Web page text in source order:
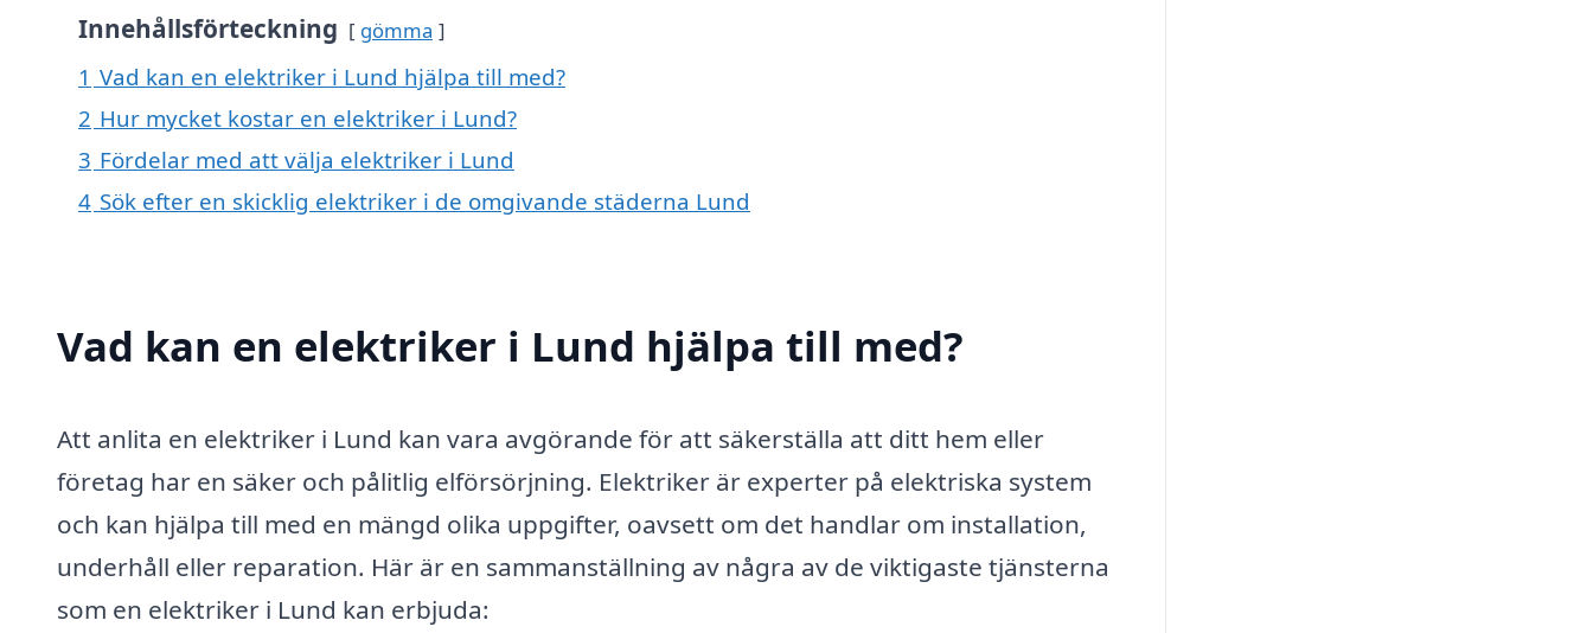
Innehållsförteckning gömma
1 Vad kan en elektriker i Lund hjälpa till med?
2 Hur mycket kostar en elektriker i Lund?
3 Fördelar med att välja elektriker i Lund
4 Sök efter en skicklig elektriker i de omgivande städerna Lund
Vad kan en elektriker i Lund hjälpa till med?
Att anlita en elektriker i Lund kan vara avgörande för att säkerställa att ditt hem eller
företag har en säker och pålitlig elförsörjning. Elektriker är experter på elektriska system
och kan hjälpa till med en mängd olika uppgifter, oavsett om det handlar om installation,
underhåll eller reparation. Här är en sammanställning av några av de viktigaste tjänsterna
som en elektriker i Lund kan erbjuda: